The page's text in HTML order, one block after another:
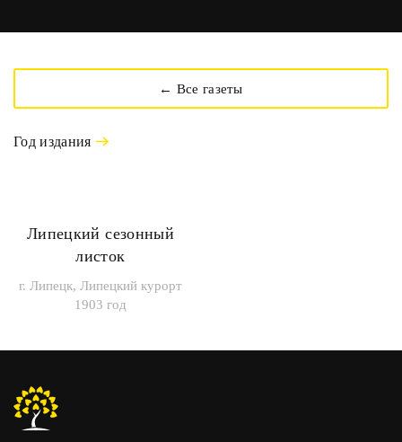
← Все газеты
Год издания
Липецкий сезонный
листок
г. Липецк, Липецкий курорт
1903 год